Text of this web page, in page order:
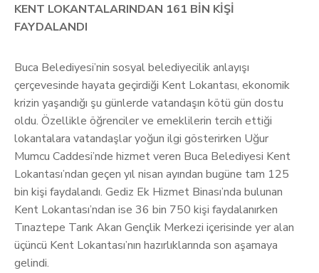
KENT LOKANTALARINDAN 161 BİN KİŞİ
FAYDALANDI
Buca Belediyesi’nin sosyal belediyecilik anlayışı
çerçevesinde hayata geçirdiği Kent Lokantası, ekonomik
krizin yaşandığı şu günlerde vatandaşın kötü gün dostu
oldu. Özellikle öğrenciler ve emeklilerin tercih ettiği
lokantalara vatandaşlar yoğun ilgi gösterirken Uğur
Mumcu Caddesi’nde hizmet veren Buca Belediyesi Kent
Lokantası’ndan geçen yıl nisan ayından bugüne tam 125
bin kişi faydalandı. Gediz Ek Hizmet Binası’nda bulunan
Kent Lokantası’ndan ise 36 bin 750 kişi faydalanırken
Tınaztepe Tarık Akan Gençlik Merkezi içerisinde yer alan
üçüncü Kent Lokantası’nın hazırlıklarında son aşamaya
gelindi.